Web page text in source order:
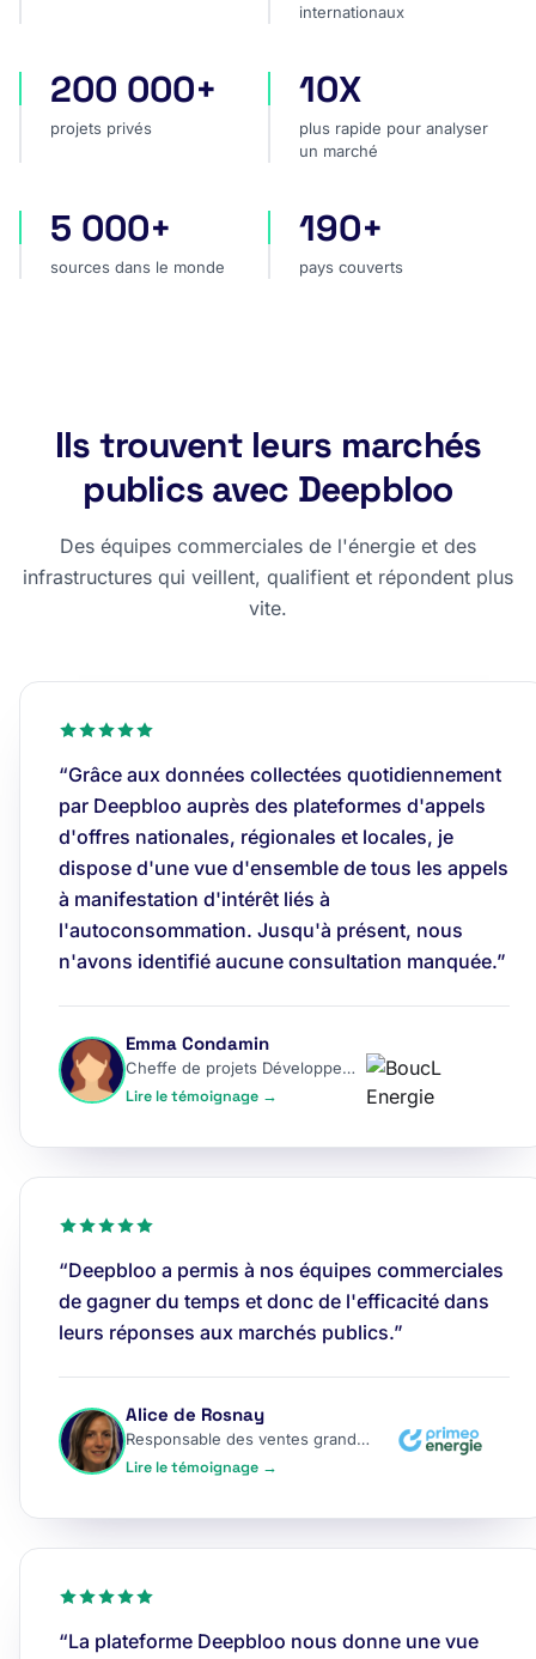
internationaux
projets privés
200 000+
projets privés
plus rapide pour analyser
10X
plus rapide pour analyser
un marché
sources dans le monde
5 000+
sources dans le monde
pays couverts
190+
pays couverts
Ils trouvent leurs marchés
publics avec Deepbloo
Des équipes commerciales de l'énergie et des
infrastructures qui veillent, qualifient et répondent plus
vite.
“Grâce aux données collectées quotidiennement
par Deepbloo auprès des plateformes d'appels
d'offres nationales, régionales et locales, je
dispose d'une vue d'ensemble de tous les appels
à manifestation d'intérêt liés à
l'autoconsommation. Jusqu'à présent, nous
n'avons identifié aucune consultation manquée.”
Emma Condamin
Cheffe de projets Développement
Lire le témoignage →
“Deepbloo a permis à nos équipes commerciales
de gagner du temps et donc de l'efficacité dans
leurs réponses aux marchés publics.”
Alice de Rosnay
Responsable des ventes grands comptes
Lire le témoignage →
“La plateforme Deepbloo nous donne une vue